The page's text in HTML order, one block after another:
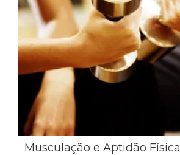
Musculação e Aptidão Física